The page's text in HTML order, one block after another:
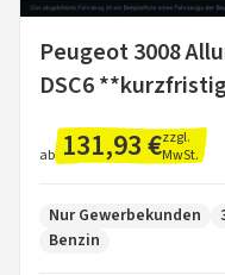
Peugeot 3008
DSC6
ab 131,93 €zzgl.
MwSt.
Nur Gewerbekunden
Benzin